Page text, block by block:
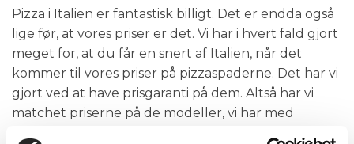
Pizza i Italien er fantastisk billigt. Det er endda også
lige før, at vores priser er det. Vi har i hvert fald gjort
meget for, at du får en snert af Italien, når det
kommer til vores priser på pizzaspaderne. Det har vi
gjort ved at have prisgaranti på dem. Altså har vi
matchet priserne på de modeller, vi har med